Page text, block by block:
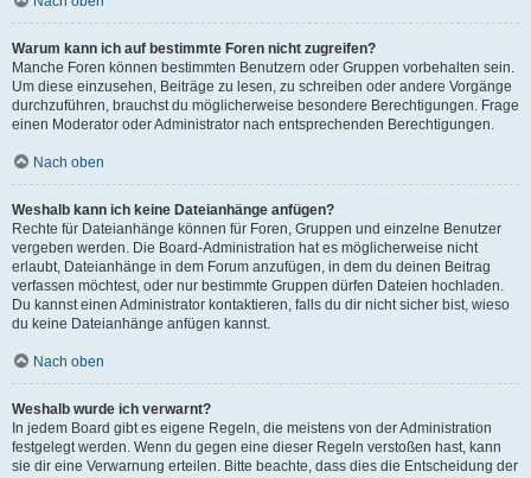
Warum kann ich auf bestimmte Foren nicht zugreifen?
Manche Foren können bestimmten Benutzern oder Gruppen vorbehalten sein.
Um diese einzusehen, Beiträge zu lesen, zu schreiben oder andere Vorgänge
durchzuführen, brauchst du möglicherweise besondere Berechtigungen. Frage
einen Moderator oder Administrator nach entsprechenden Berechtigungen.
Nach oben
Weshalb kann ich keine Dateianhänge anfügen?
Rechte für Dateianhänge können für Foren, Gruppen und einzelne Benutzer
vergeben werden. Die Board-Administration hat es möglicherweise nicht
erlaubt, Dateianhänge in dem Forum anzufügen, in dem du deinen Beitrag
verfassen möchtest, oder nur bestimmte Gruppen dürfen Dateien hochladen.
Du kannst einen Administrator kontaktieren, falls du dir nicht sicher bist, wieso
du keine Dateianhänge anfügen kannst.
Nach oben
Weshalb wurde ich verwarnt?
In jedem Board gibt es eigene Regeln, die meistens von der Administration
festgelegt werden. Wenn du gegen eine dieser Regeln verstoßen hast, kann
sie dir eine Verwarnung erteilen. Bitte beachte, dass dies die Entscheidung der